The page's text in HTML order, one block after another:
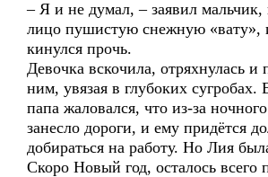
– Я и не думал, – заявил мальчик,
лицо пушистую снежную «вату»,
кинулся прочь.
Девочка вскочила, отряхнулась и
ним, увязая в глубоких
папа жаловался, что из-за
занесло дороги, и ему придётся
добираться на работу. Но Лия
Скоро Новый год, осталось всего